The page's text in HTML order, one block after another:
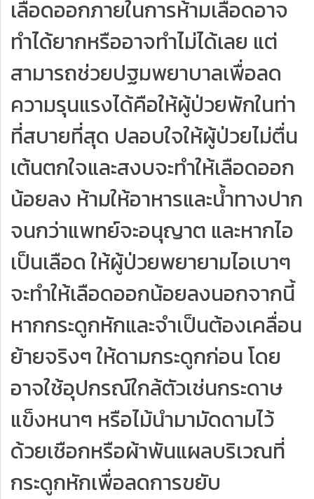
เลือดออกภายในการห้ามเลือดอาจ
ทำได้ยากหรืออาจทำไม่ได้เลย แต่
สามารถช่วยปฐมพยาบาลเพื่อลด
ความรุนแรงได้คือให้ผู้ป่วยพักในท่า
ที่สบายที่สุด ปลอบใจให้ผู้ป่วยไม่ตื่น
เต้นตกใจและสงบจะทำให้เลือดออก
น้อยลง ห้ามให้อาหารและน้ำทางปาก
จนกว่าแพทย์จะอนุญาต และหากไอ
เป็นเลือด ให้ผู้ป่วยพยายามไอเบาๆ
จะทำให้เลือดออกน้อยลงนอกจากนี้
หากกระดูกหักและจำเป็นต้องเคลื่อน
ย้ายจริงๆ ให้ดามกระดูกก่อน โดย
อาจใช้อุปกรณ์ใกล้ตัวเช่นกระดาษ
แข็งหนาๆ หรือไม้นำมามัดดามไว้
ด้วยเชือกหรือผ้าพันแผลบริเวณที่
กระดูกหักเพื่อลดการขยับ